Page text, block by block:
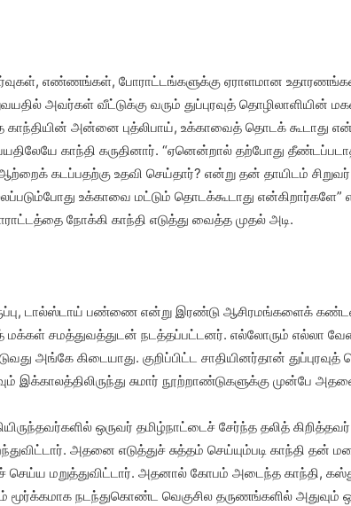
எண்ணங்கள், போராட்டங்களுக்கு ஏராளமான உதாரணங்கள்
அவர்கள் வீட்டுக்கு வரும் துப்புரவுத்
அன்னை புத்லிபாய், உக்காவைத் தொடக் கூடாது
காந்தி கருதினார். “ஏனென்றால் தற்போது
கடப்பதற்கு உதவி செய்தார்? என்று தன் தாயிடம் சிறுவர்
உக்காவை மட்டும் தொடக்கூடாது என்கிறார்களே”
நோக்கி காந்தி எடுத்து வைத்த முதல் அடி.
டால்ஸ்டாய் பண்ணை என்று இரண்டு ஆசிரமங்களைக்
சமத்துவத்துடன் நடத்தப்பட்டனர். எல்லோரும் எல்லா
அங்கே கிடையாது. குறிப்பிட்ட சாதியினர்தான்
இக்காலத்திலிருந்து சுமார் நூற்றாண்டுகளுக்கு முன்பே
ஒருவர் தமிழ்நாட்டைச் சேர்ந்த தலித்
அதனை எடுத்துச் சுத்தம் செய்யும்படி காந்தி தன்
செய்ய மறுத்துவிட்டார். அதனால் கோபம் அடைந்த காந்தி,
மூர்க்கமாக நடந்துகொண்ட வெகுசில தருணங்களில்